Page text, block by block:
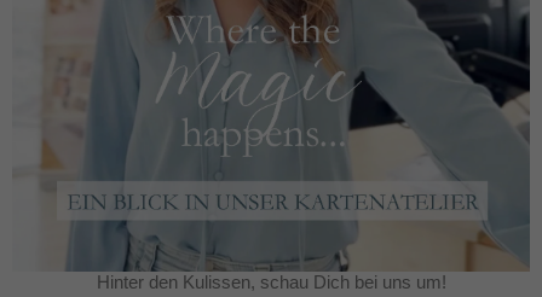
Hinter den Kulissen, schau Dich bei uns um!